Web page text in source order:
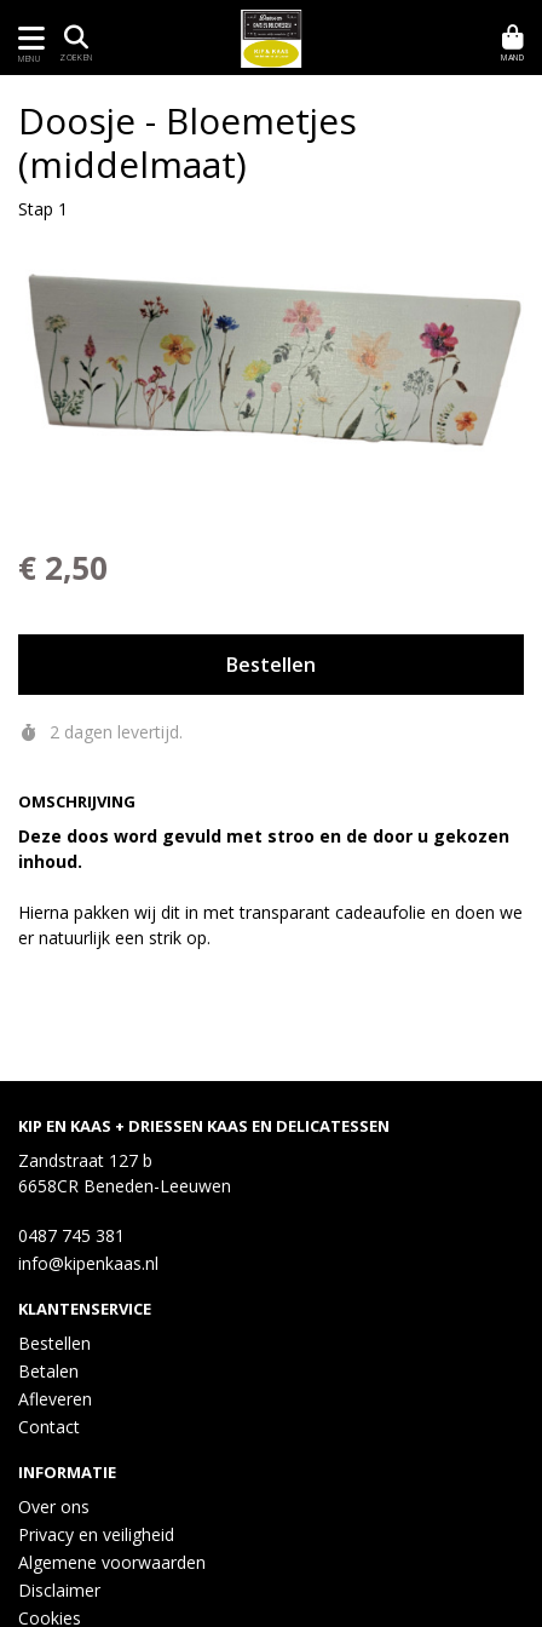
MENU ZOEKEN MAND
OMSCHRIJVING
Deze doos word gevuld met stroo en de door u gekozen
inhoud.
Hierna pakken wij dit in met transparant cadeaufolie en doen we
er natuurlijk een strik op.
Doosje - Bloemetjes
(middelmaat)
Stap 1
€ 2,50
Bestellen
2 dagen levertijd.
KIP EN KAAS + DRIESSEN KAAS EN DELICATESSEN
Zandstraat 127 b
6658CR Beneden-Leeuwen
0487 745 381
info@kipenkaas.nl
KLANTENSERVICE
Bestellen
Betalen
Afleveren
Contact
INFORMATIE
Over ons
Privacy en veiligheid
Algemene voorwaarden
Disclaimer
Cookies